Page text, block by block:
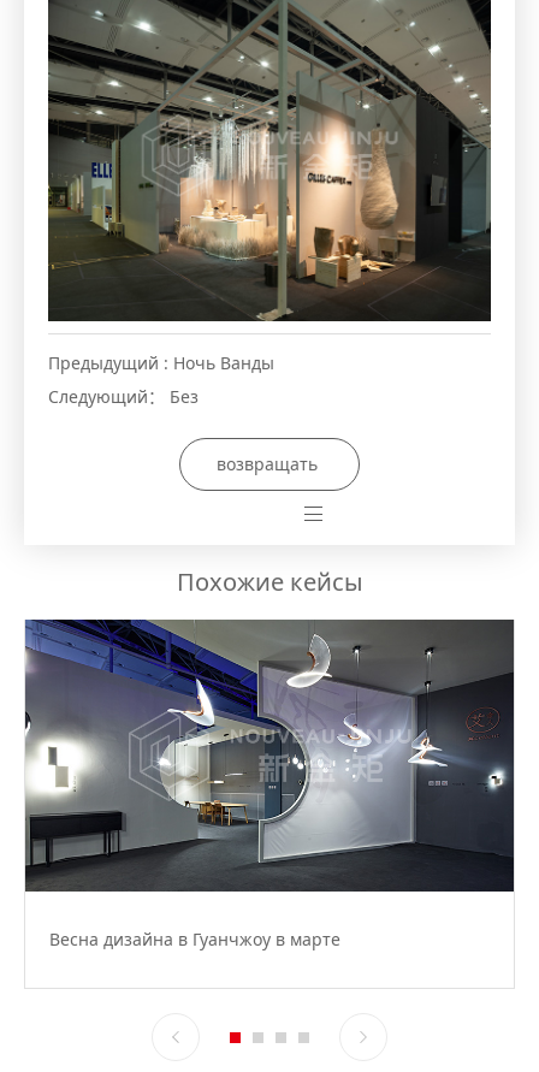
Предыдущий : Ночь Ванды
Следующий： Без
возвращать
Похожие кейсы
Весна дизайна в Гуанчжоу в марте